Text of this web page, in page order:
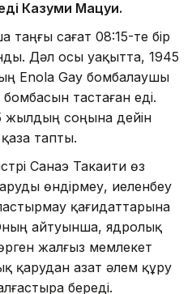
Казуми Мацуи.
таңғы сағат 08:15-те бір
Дәл осы уақытта, 1945
Enola Gay бомбалаушы
тастаған еді.
жылдың соңына дейін
тапты.
Санаэ Такаити өз
өндірмеу, иеленбеу
қағидаттарына
айтуынша, ядролық
жалғыз мемлекет
қарудан азат әлем құру
береді.